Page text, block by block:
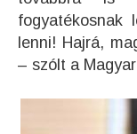
fogyatékosnak
lenni! Hajrá,
– szólt a